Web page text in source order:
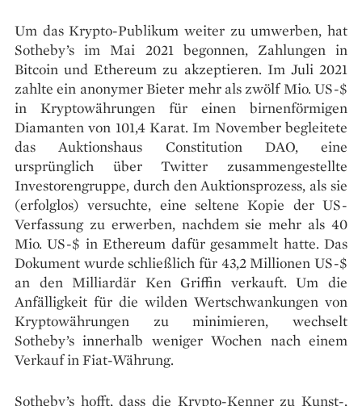
Um das Krypto-Publikum weiter zu umwerben, hat
Sotheby’s im Mai 2021 begonnen, Zahlungen in
Bitcoin und Ethereum zu akzeptieren. Im Juli 2021
zahlte ein anonymer Bieter mehr als zwölf Mio. US-$
in Kryptowährungen für einen birnenförmigen
Diamanten von 101,4 Karat. Im November begleitete
das Auktionshaus Constitution DAO, eine
ursprünglich über Twitter zusammengestellte
Investorengruppe, durch den Auktionsprozess, als sie
(erfolglos) versuchte, eine seltene Kopie der US-
Verfassung zu erwerben, nachdem sie mehr als 40
Mio. US-$ in Ethereum dafür gesammelt hatte. Das
Dokument wurde schließlich für 43,2 Millionen US-$
an den Milliardär Ken Griffin verkauft. Um die
Anfälligkeit für die wilden Wertschwankungen von
Kryptowährungen zu minimieren, wechselt
Sotheby’s innerhalb weniger Wochen nach einem
Verkauf in Fiat-Währung.
Sotheby’s hofft, dass die Krypto-Kenner zu Kunst-,